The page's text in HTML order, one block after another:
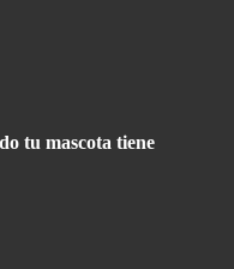
tu mascota tiene